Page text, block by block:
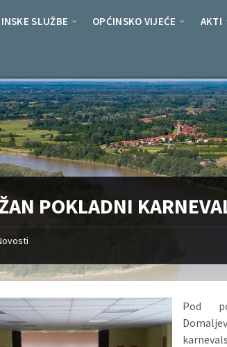
SLUŽBE OPĆINSKO VIJEĆE AKTI
POKLADNI
Pod